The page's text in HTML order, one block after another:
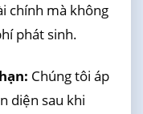
chính mà không
phát sinh.
Chúng tôi áp
diện sau khi